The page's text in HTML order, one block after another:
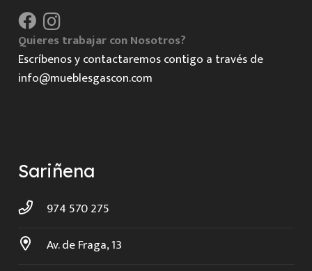
Quieres trabajar con Nosotros?
Escríbenos y contactaremos contigo a través de
info@mueblesgascon.com
Sariñena
974 570 275
Av. de Fraga, 13